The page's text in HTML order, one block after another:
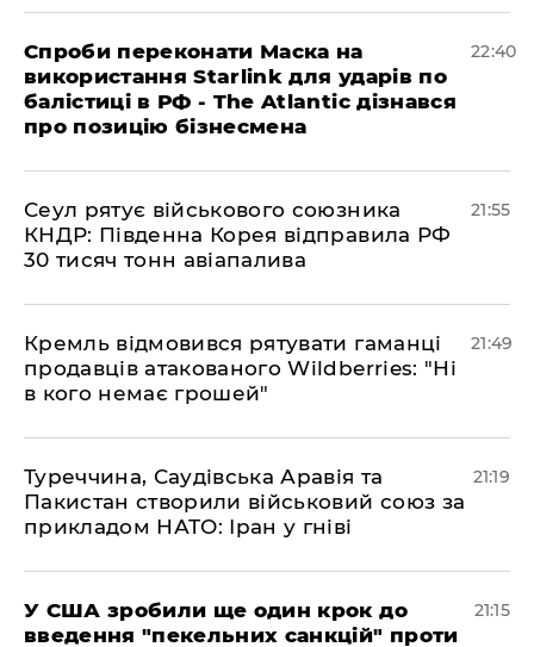
​Спроби переконати Маска на
використання Starlink для ударів по
балістиці в РФ - The Atlantic дізнався
про позицію бізнесмена
22:40
​Сеул рятує військового союзника
КНДР: Південна Корея відправила РФ
30 тисяч тонн авіапалива
21:55
​Кремль відмовився рятувати гаманці
продавців атакованого Wildberries: "Ні
в кого немає грошей"
21:49
​Туреччина, Саудівська Аравія та
Пакистан створили військовий союз за
прикладом НАТО: Іран у гніві
21:19
​У США зробили ще один крок до
введення "пекельних санкцій" проти
21:15